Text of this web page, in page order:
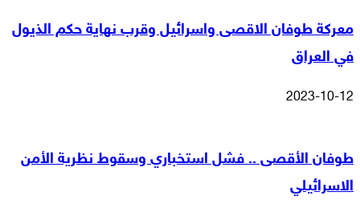
معركة طوفان الاقصى واسرائيل وقرب نهاية حكم الذيول
في العراق
2023-10-12
طوفان الأقصى .. فشل استخباري وسقوط نظرية الأمن
الاسرائيلي